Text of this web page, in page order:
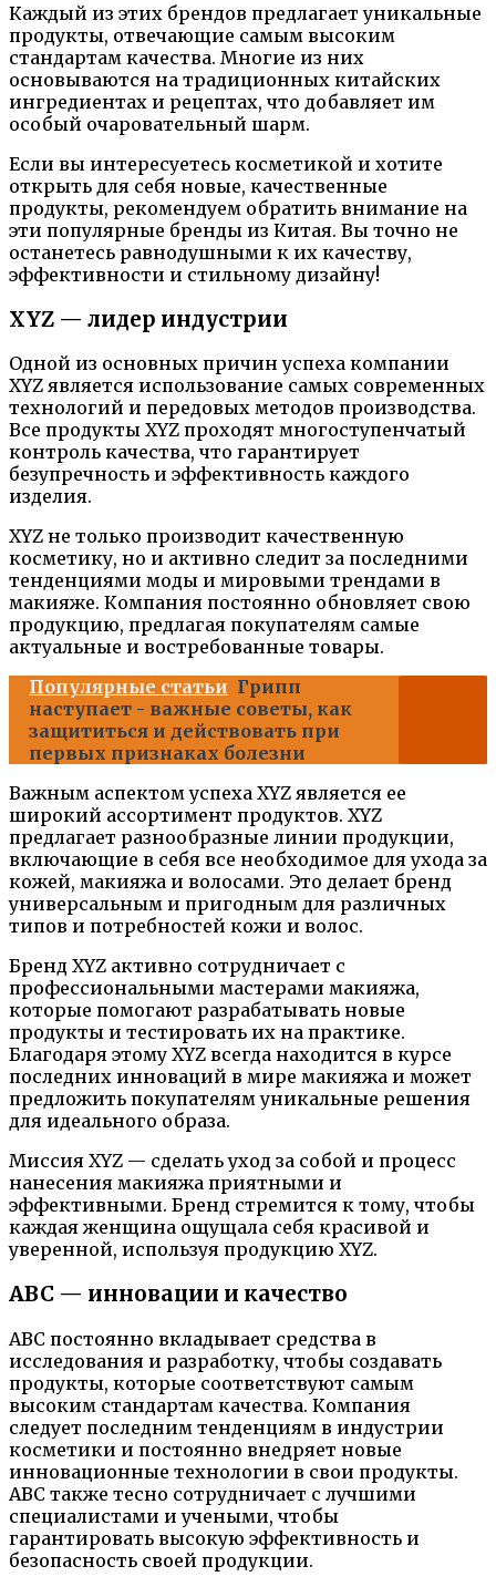
Каждый из этих брендов предлагает уникальные
продукты, отвечающие самым высоким
стандартам качества. Многие из них
основываются на традиционных китайских
ингредиентах и рецептах, что добавляет им
особый очаровательный шарм.
Если вы интересуетесь косметикой и хотите
открыть для себя новые, качественные
продукты, рекомендуем обратить внимание на
эти популярные бренды из Китая. Вы точно не
останетесь равнодушными к их качеству,
эффективности и стильному дизайну!
XYZ — лидер индустрии
Одной из основных причин успеха компании
XYZ является использование самых современных
технологий и передовых методов производства.
Все продукты XYZ проходят многоступенчатый
контроль качества, что гарантирует
безупречность и эффективность каждого
изделия.
XYZ не только производит качественную
косметику, но и активно следит за последними
тенденциями моды и мировыми трендами в
макияже. Компания постоянно обновляет свою
продукцию, предлагая покупателям самые
актуальные и востребованные товары.
Популярные статьи Грипп
наступает - важные советы, как
защититься и действовать при
первых признаках болезни
Важным аспектом успеха XYZ является ее
широкий ассортимент продуктов. XYZ
предлагает разнообразные линии продукции,
включающие в себя все необходимое для ухода за
кожей, макияжа и волосами. Это делает бренд
универсальным и пригодным для различных
типов и потребностей кожи и волос.
Бренд XYZ активно сотрудничает с
профессиональными мастерами макияжа,
которые помогают разрабатывать новые
продукты и тестировать их на практике.
Благодаря этому XYZ всегда находится в курсе
последних инноваций в мире макияжа и может
предложить покупателям уникальные решения
для идеального образа.
Миссия XYZ — сделать уход за собой и процесс
нанесения макияжа приятными и
эффективными. Бренд стремится к тому, чтобы
каждая женщина ощущала себя красивой и
уверенной, используя продукцию XYZ.
ABC — инновации и качество
ABC постоянно вкладывает средства в
исследования и разработку, чтобы создавать
продукты, которые соответствуют самым
высоким стандартам качества. Компания
следует последним тенденциям в индустрии
косметики и постоянно внедряет новые
инновационные технологии в свои продукты.
ABC также тесно сотрудничает с лучшими
специалистами и учеными, чтобы
гарантировать высокую эффективность и
безопасность своей продукции.